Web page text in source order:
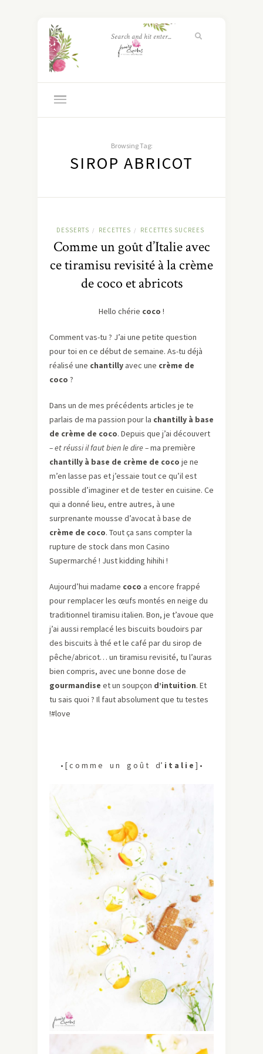
Browsing Tag:
SIROP ABRICOT
DESSERTS / RECETTES / RECETTES SUCREES
Comme un goût d’Italie avec
ce tiramisu revisité à la crème
de coco et abricots
Hello chérie coco !
Comment vas-tu ? J’ai une petite question
pour toi en ce début de semaine. As-tu déjà
réalisé une chantilly avec une crème de
coco ?
Dans un de mes précédents articles je te
parlais de ma passion pour la chantilly à base
de crème de coco. Depuis que j’ai découvert
– et réussi il faut bien le dire –ma première
chantilly à base de crème de coco je ne
m’en lasse pas et j’essaie tout ce qu’il est
possible d’imaginer et de tester en cuisine. Ce
qui a donné lieu, entre autres, à une
surprenante mousse d’avocat à base de
crème de coco. Tout ça sans compter la
rupture de stock dans mon Casino
Supermarché ! Just kidding hihihi !
Aujourd’hui madame coco a encore frappé
pour remplacer les œufs montés en neige du
traditionnel tiramisu italien. Bon, je t’avoue que
j’ai aussi remplacé les biscuits boudoirs par
des biscuits à thé et le café par du sirop de
pêche/abricot… un tiramisu revisité, tu l’auras
bien compris, avec une bonne dose de
gourmandise et un soupçon d’intuition. Et
tu sais quoi ? Il faut absolument que tu testes
!#love
• [ c o m m e u n g o û t d’ i t a l i e ] •